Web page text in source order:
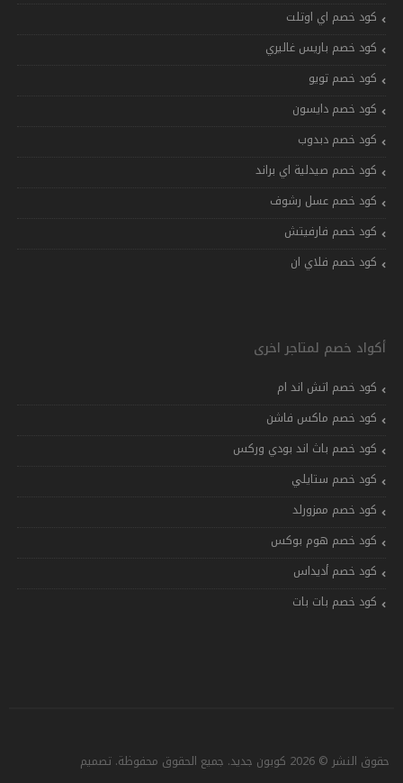
كود خصم اي اوتلت
كود خصم باريس غاليري
كود خصم تويو
كود خصم دايسون
كود خصم دبدوب
كود خصم صيدلية اي براند
كود خصم عسل رشوف
كود خصم فارفيتش
كود خصم فلاي ان
أكواد خصم لمتاجر اخرى
كود خصم اتش اند ام
كود خصم ماكس فاشن
كود خصم باث اند بودي وركس
كود خصم ستايلي
كود خصم ممزورلد
كود خصم هوم بوكس
كود خصم أديداس
كود خصم بات بات
حقوق النشر © 2026 كوبون جديد. جميع الحقوق محفوظة. تصميم